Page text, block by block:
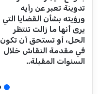
تدوينة تعبر عن رأيه
ورؤيته بشأن القضايا التي
يرى أنها ما زالت تنتظر
الحل، أو تستحق أن تكون
في مقدمة النقاش خلال
السنوات المقبلة..